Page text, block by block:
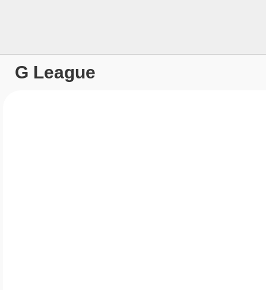
G League